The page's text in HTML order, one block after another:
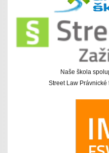
Naše škola
Street Law Právnické